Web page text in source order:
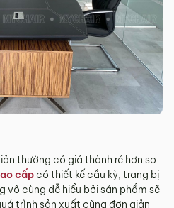
thường có giá thành rẻ hơn so
cấp có thiết kế cầu kỳ, trang bị
vô cùng dễ hiểu bởi sản phẩm sẽ
trình sản xuất cũng đơn giản